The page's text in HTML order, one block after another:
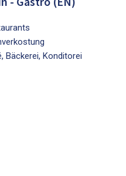
Bäckerei, Konditorei